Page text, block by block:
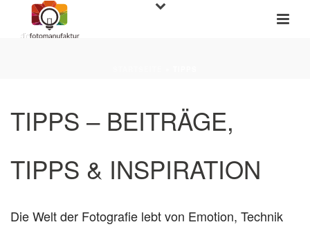
TIPPS – BEITRÄGE,
TIPPS & INSPIRATION
Die Welt der Fotografie lebt von Emotion, Technik